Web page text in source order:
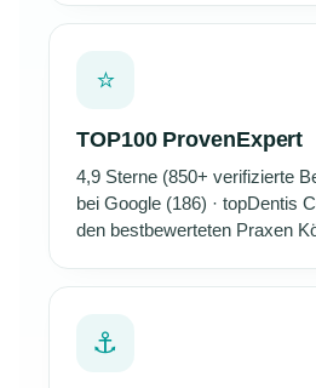
⭐
TOP100 ProvenExpert
4,9 Sterne (850+ verifizierte
bei Google (186) · topDentis
den bestbewerteten Praxen
⚓